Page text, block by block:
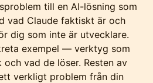
till en AI-lösning som
vad Claude faktiskt är och
dig som inte är utvecklare.
exempel — verktyg som
vad de löser. Resten av
verkligt problem från din